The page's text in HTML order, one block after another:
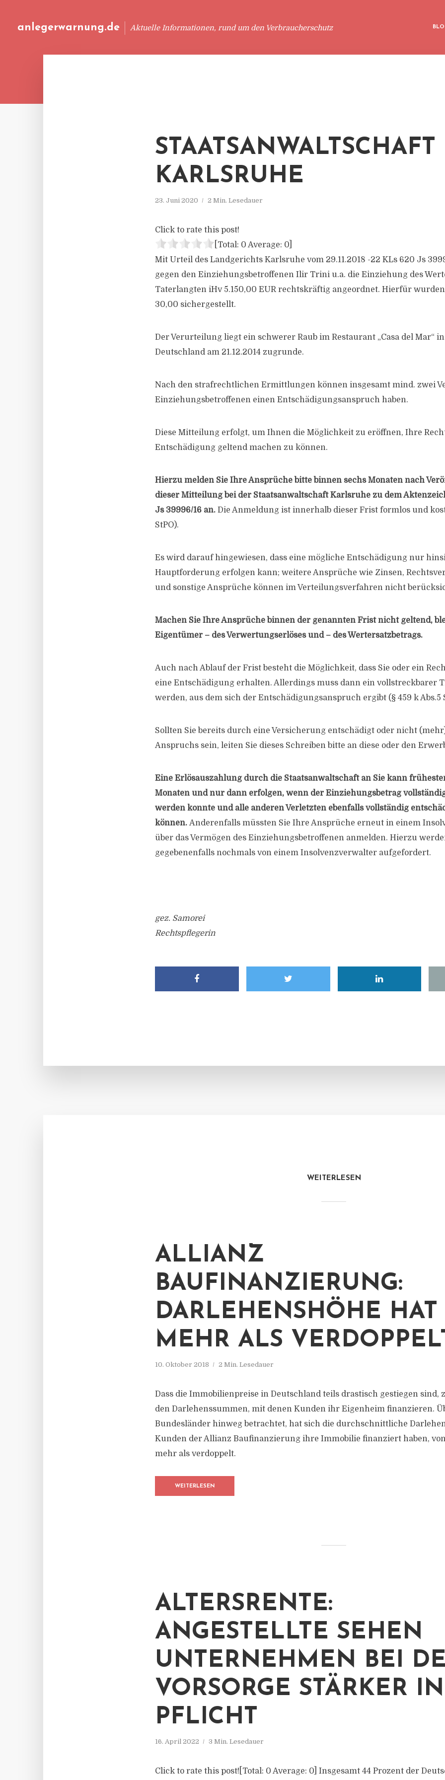
anlegerwarnung.de Aktuelle Informationen, rund um den Verbraucherschutz
STAATSANWALTSCHAFT
KARLSRUHE
23. Juni 2020 2 Min. Lesedauer
Click to rate this post!
[Total: 0 Average: 0
Mit Urteil des Landgerichts Karlsruhe vom 29.11.2018 -22 KLs 620 Js
gegen den Einziehungsbetroffenen Ilir Trini u.a. die Einziehung des
Taterlangten iHv 5.150,00 EUR rechtskräftig angeordnet. Hierfür
30,00 sichergestellt.
Der Verurteilung liegt ein schwerer Raub im Restaurant „Casa del Mar“
Deutschland am 21.12.2014 zugrunde.
Nach den strafrechtlichen Ermittlungen können insgesamt mind. zwei
Einziehungsbetroffenen einen Entschädigungsanspruch haben.
Diese Mitteilung erfolgt, um Ihnen die Möglichkeit zu eröffnen, Ihre
Entschädigung geltend machen zu können.
Hierzu melden Sie Ihre Ansprüche bitte binnen sechs Monaten nach
dieser Mitteilung bei der Staatsanwaltschaft Karlsruhe zu dem
Js 39996/16 an. Die Anmeldung ist innerhalb dieser Frist formlos und
StPO).
Es wird darauf hingewiesen, dass eine mögliche Entschädigung nur
Hauptforderung erfolgen kann; weitere Ansprüche wie Zinsen,
und sonstige Ansprüche können im Verteilungsverfahren nicht
Machen Sie Ihre Ansprüche binnen der genannten Frist nicht geltend,
Eigentümer – des Verwertungserlöses und – des Wertersatzbetrags.
Auch nach Ablauf der Frist besteht die Möglichkeit, dass Sie oder ein
eine Entschädigung erhalten. Allerdings muss dann ein vollstreckbarer
werden, aus dem sich der Entschädigungsanspruch ergibt (§ 459 k Abs.5
Sollten Sie bereits durch eine Versicherung entschädigt oder nicht
Anspruchs sein, leiten Sie dieses Schreiben bitte an diese oder den
Eine Erlösauszahlung durch die Staatsanwaltschaft an Sie kann
Monaten und nur dann erfolgen, wenn der Einziehungsbetrag
werden konnte und alle anderen Verletzten ebenfalls vollständig
können. Anderenfalls müssten Sie Ihre Ansprüche erneut in einem
über das Vermögen des Einziehungsbetroffenen anmelden. Hierzu
gegebenenfalls nochmals von einem Insolvenzverwalter aufgefordert.
gez. Samorei
Rechtspflegerin
WEITERLESEN
ALLIANZ
BAUFINANZIERUNG:
DARLEHENSHÖHE HAT
MEHR ALS
10. Oktober 2018 2 Min. Lesedauer
Dass die Immobilienpreise in Deutschland teils drastisch gestiegen sind,
den Darlehenssummen, mit denen Kunden ihr Eigenheim finanzieren.
Bundesländer hinweg betrachtet, hat sich die durchschnittliche
Kunden der Allianz Baufinanzierung ihre Immobilie finanziert haben,
mehr als verdoppelt.
WEITERLESEN
ALTERSRENTE:
ANGESTELLTE SEHEN
UNTERNEHMEN BEI
VORSORGE STÄRKER
PFLICHT
16. April 2022 3 Min. Lesedauer
Click to rate this post![Total: 0 Average: 0] Insgesamt 44 Prozent der